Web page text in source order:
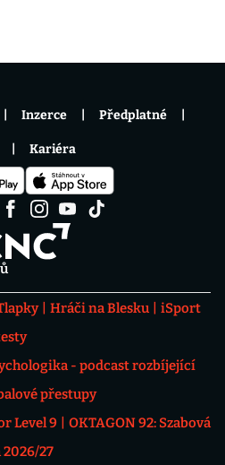
Hráči na Blesku
iSport
- podcast rozbíjející
přestupy
Level 9
OKTAGON 92: Szabová
2026/27
Inzerce Předplatné
Kariéra